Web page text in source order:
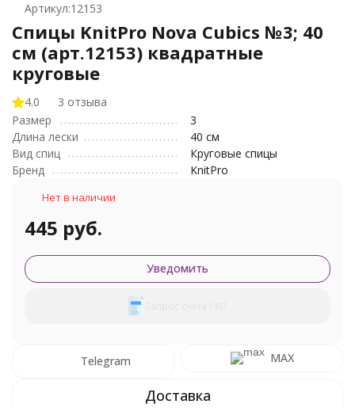
Артикул:12153
Спицы KnitPro Nova Cubics №3; 40
см (арт.12153) квадратные
круговые
4.0
3 отзыва
Размер
3
Длина лески
40 см
Вид спиц
Круговые спицы
Бренд
KnitPro
Нет в наличии
445 руб.
Уведомить
Telegram MAX